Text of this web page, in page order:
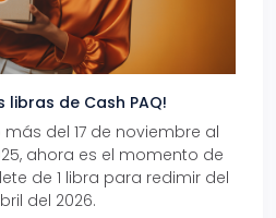
libras de Cash PAQ!
del 17 de noviembre al
ahora es el momento de
de 1 libra para redimir del
del 2026.